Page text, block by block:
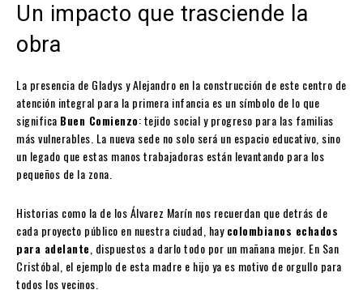
Un impacto que trasciende la
obra
La presencia de Gladys y Alejandro en la construcción de este centro de
atención integral para la primera infancia es un símbolo de lo que
significa Buen Comienzo: tejido social y progreso para las familias
más vulnerables. La nueva sede no solo será un espacio educativo, sino
un legado que estas manos trabajadoras están levantando para los
pequeños de la zona.
Historias como la de los Álvarez Marín nos recuerdan que detrás de
cada proyecto público en nuestra ciudad, haycolombianos echados
para adelante , dispuestos a darlo todo por un mañana mejor. En San
Cristóbal, el ejemplo de esta madre e hijo ya es motivo de orgullo para
todos los vecinos.